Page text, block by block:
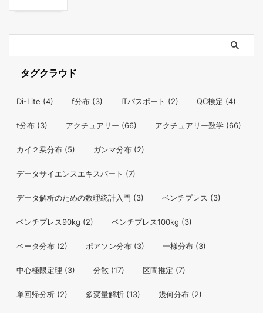
タグクラウド
Di-Lite (4) f分布 (3) ITパスポート (2) QC検定 (4)
t分布 (3) アクチュアリー (66) アクチュアリー数学 (66)
カイ２乗分布 (5) ガンマ分布 (2)
データサイエンスエキスパート (7)
データ解析のための数理統計入門 (3) ベンチプレス (3)
ベンチプレス90kg (2) ベンチプレス100kg (3)
ベータ分布 (2) ポアソン分布 (3) 一様分布 (3)
中心極限定理 (3) 分散 (17) 区間推定 (7)
単回帰分析 (2) 多変量解析 (13) 幾何分布 (2)